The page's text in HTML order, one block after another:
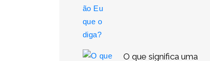
O que significa uma